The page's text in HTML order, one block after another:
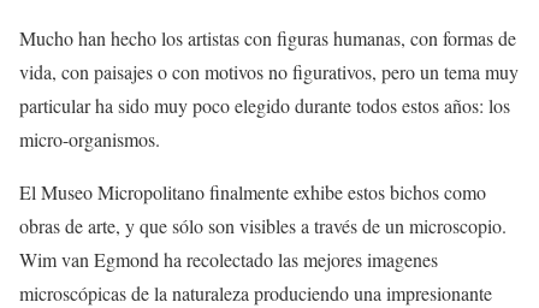
Mucho han hecho los artistas con figuras humanas, con formas de
vida, con paisajes o con motivos no figurativos, pero un tema muy
particular ha sido muy poco elegido durante todos estos años: los
micro-organismos.
El Museo Micropolitano finalmente exhibe estos bichos como
obras de arte, y que sólo son visibles a través de un microscopio.
Wim van Egmond ha recolectado las mejores imagenes
microscópicas de la naturaleza produciendo una impresionante